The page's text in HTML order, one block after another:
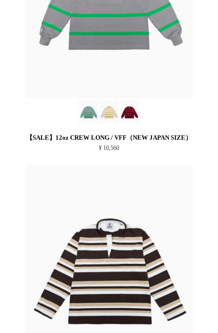
【SALE】12oz CREW LONG / VFF（NEW JAPAN SIZE）
¥ 10,560